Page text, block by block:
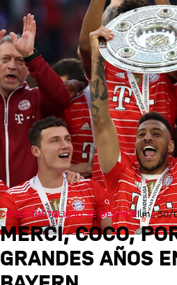
CORENTIN TOLISSO SE DESPIDE lun., 30/
MERCI, COCO,
GRANDES AÑOS